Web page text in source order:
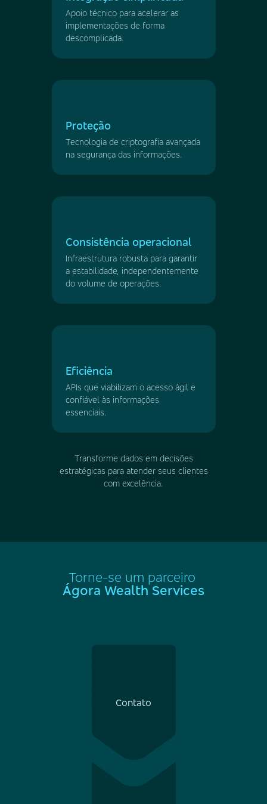
Apoio técnico para acelerar as
implementações de forma
descomplicada.
Proteção
Tecnologia de criptografia avançada
na segurança das informações.
Consistência operacional
Infraestrutura robusta para garantir
a estabilidade, independentemente
do volume de operações.
Eficiência
APIs que viabilizam o acesso ágil e
confiável às informações
essenciais.
Transforme dados em decisões
estratégicas para atender seus clientes
com excelência.
Torne-se um parceiro
Ágora Wealth Services
Contato